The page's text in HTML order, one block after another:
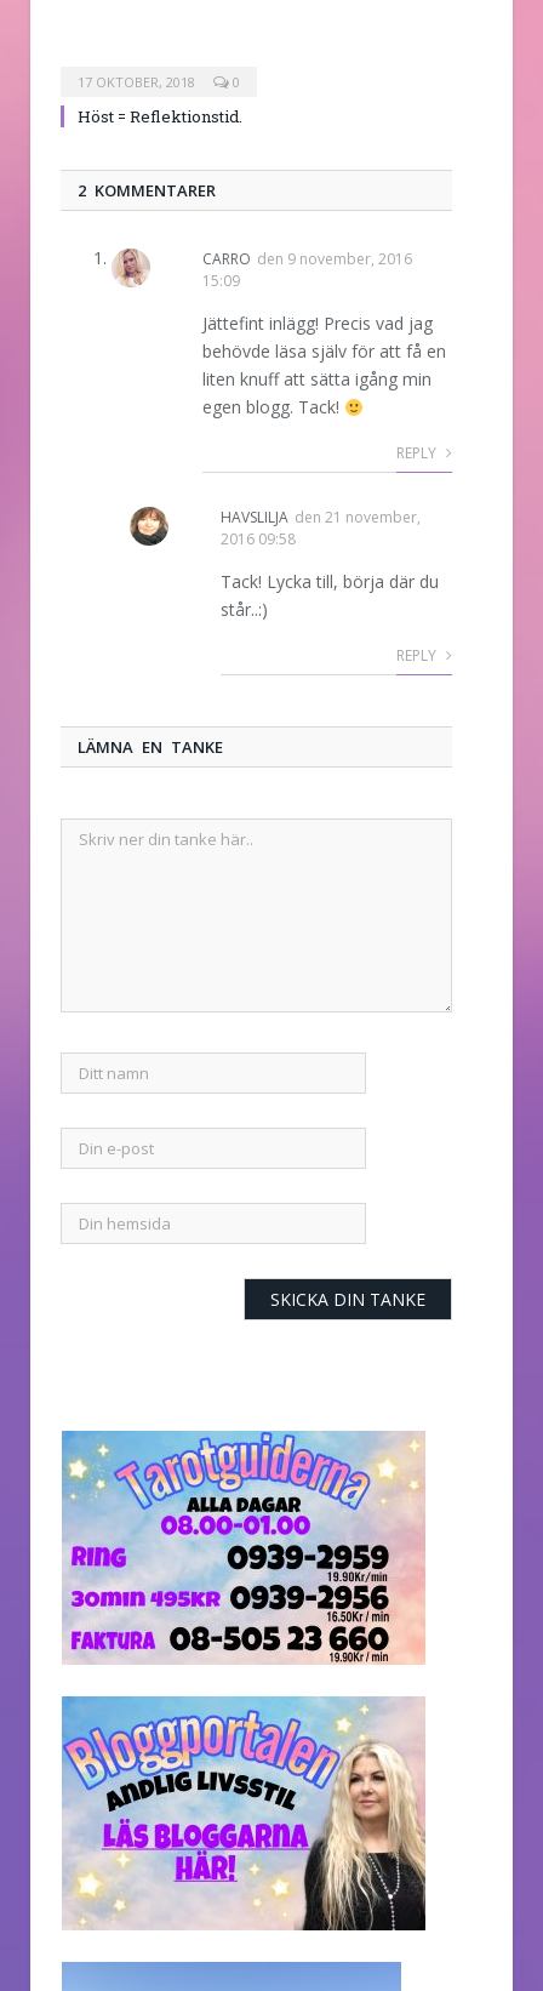
17 OKTOBER, 2018 0
Höst = Reflektionstid.
2 KOMMENTARER
CARRO den 9 november, 2016
15:09
Jättefint inlägg! Precis vad jag
behövde läsa själv för att få en
liten knuff att sätta igång min
egen blogg. Tack!
REPLY
HAVSLILJA den 21 november,
2016 09:58
Tack! Lycka till, börja där du
står..:)
REPLY
LÄMNA EN TANKE